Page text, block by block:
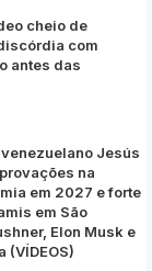
cheio de
com
antes das
Jesús
na
em 2027 e forte
em São
Elon Musk e
(VÍDEOS)